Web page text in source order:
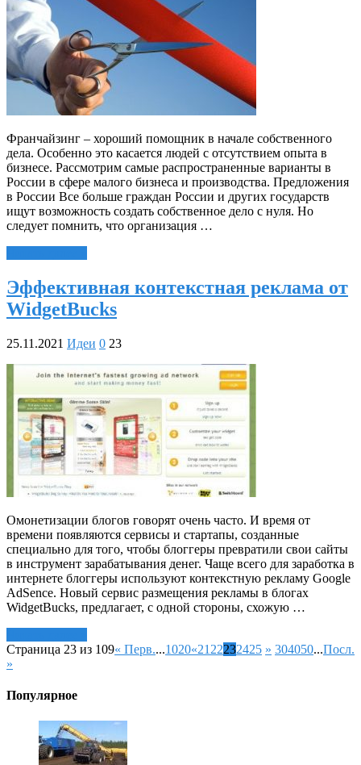
Франчайзинг – хороший помощник в начале собственного
дела. Особенно это касается людей с отсутствием опыта в
бизнесе. Рассмотрим самые распространенные варианты в
России в сфере малого бизнеса и производства. Предложения
в России Все больше граждан России и других государств
ищут возможность создать собственное дело с нуля. Но
следует помнить, что организация …
Эффективная контекстная реклама от
WidgetBucks
25.11.2021 Идеи 0 23
Омонетизации блогов говорят очень часто. И время от
времени появляются сервисы и стартапы, созданные
специально для того, чтобы блоггеры превратили свои сайты
в инструмент зарабатывания денег. Чаще всего для заработка в
интернете блоггеры используют контекстную рекламу Google
AdSence. Новый сервис размещения рекламы в блогах
WidgetBucks, предлагает, с одной стороны, схожую …
Страница 23 из 109« Перв....1020«21 22232425 » 304050...Посл.
»
Популярное